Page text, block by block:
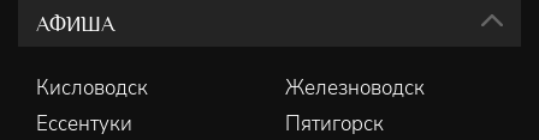
АФИША
Кисловодск
Железноводск
Ессентуки
Пятигорск